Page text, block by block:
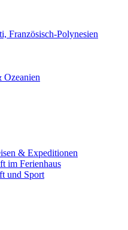
Französisch-Polynesien
Ozeanien
& Expeditionen
im Ferienhaus
und Sport